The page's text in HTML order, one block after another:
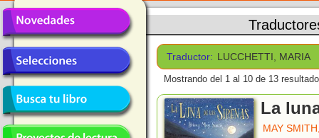
Traductor: LUCCHETTI, MARIA
Mostrando del 1 al 10 de 13
La
MAY